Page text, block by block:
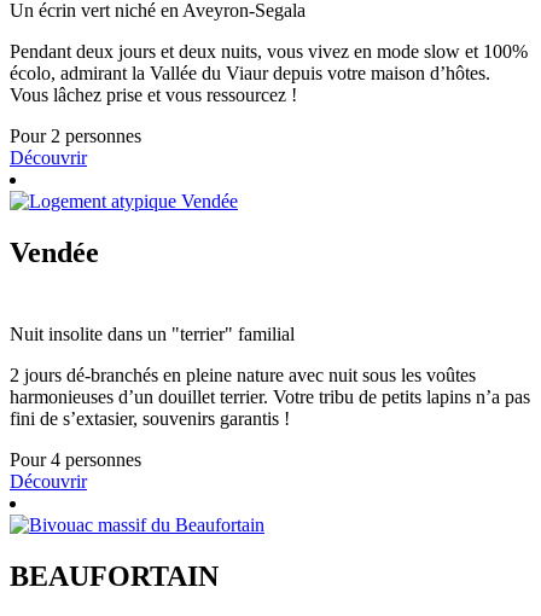
Un écrin vert niché en Aveyron-Segala
Pendant deux jours et deux nuits, vous vivez en mode slow et 100%
écolo, admirant la Vallée du Viaur depuis votre maison d’hôtes.
Vous lâchez prise et vous ressourcez !
Pour 2 personnes
Découvrir
Vendée
Nuit insolite dans un "terrier" familial
2 jours dé-branchés en pleine nature avec nuit sous les voûtes
harmonieuses d’un douillet terrier. Votre tribu de petits lapins n’a pas
fini de s’extasier, souvenirs garantis !
Pour 4 personnes
Découvrir
BEAUFORTAIN